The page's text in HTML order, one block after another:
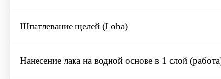
Шпатлевание щелей (Loba)
Нанесение лака на водной основе в 1 слой